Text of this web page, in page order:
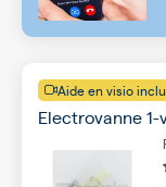
Aide en visio
Electrovanne 1-